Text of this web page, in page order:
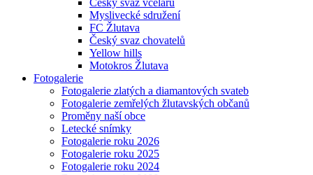
Český svaz včelařů
Myslivecké sdružení
FC Žlutava
Český svaz chovatelů
Yellow hills
Motokros Žlutava
Fotogalerie
Fotogalerie zlatých a diamantových svateb
Fotogalerie zemřelých žlutavských občanů
Proměny naší obce
Letecké snímky
Fotogalerie roku 2026
Fotogalerie roku 2025
Fotogalerie roku 2024